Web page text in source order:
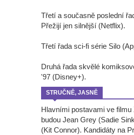
Třetí a současně poslední
Přežijí jen silnější (Netflix).
Třetí řada sci-fi série Silo
Druhá řada skvělé
'97 (Disney+).
STRUČNĚ, JASNĚ
Hlavními postavami ve filmu
budou Jean Grey (Sadie
(Kit Connor). Kandidáty na